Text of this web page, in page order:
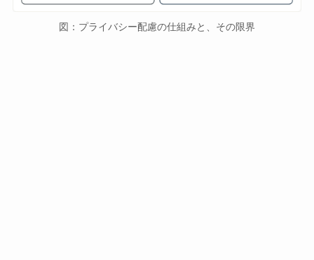
図：プライバシー配慮の仕組みと、その限界